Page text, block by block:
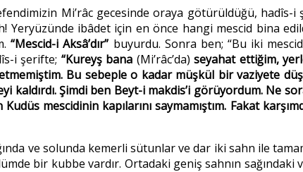
Mi’râc gecesinde oraya götürüldüğü,
Yeryüzünde ibâdet için en önce hangi mescid bina
“Mescid-i Aksâ’dır” buyurdu. Sonra ben; “Bu iki
i şerifte; “Kureyş bana (Mi’râc’da)seyahat ettiğim,
Bu sebeple o kadar müşkül bir vaziyete
kaldırdı. Şimdi ben Beyt-i makdis’i görüyordum. Ne
mescidinin kapılarını saymamıştım. Fakat
ve solunda kemerli sütunlar ve dar iki sahn ile
bir kubbe vardır. Ortadaki geniş sahnın sağındaki